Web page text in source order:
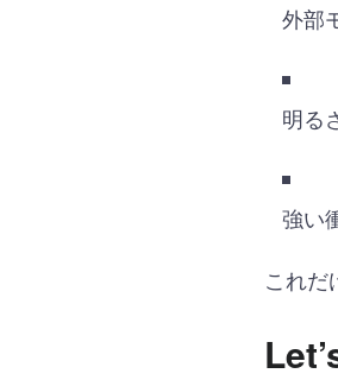
外部
明る
強い
これだ